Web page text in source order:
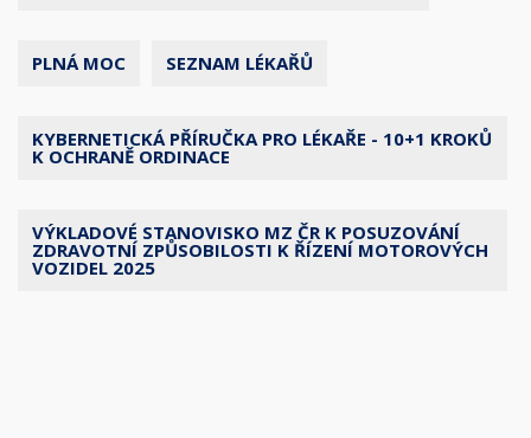
PLNÁ MOC SEZNAM LÉKAŘŮ
KYBERNETICKÁ PŘÍRUČKA PRO LÉKAŘE - 10+1 KROKŮ
K OCHRANĚ ORDINACE
VÝKLADOVÉ STANOVISKO MZ ČR K POSUZOVÁNÍ
ZDRAVOTNÍ ZPŮSOBILOSTI K ŘÍZENÍ MOTOROVÝCH
VOZIDEL 2025